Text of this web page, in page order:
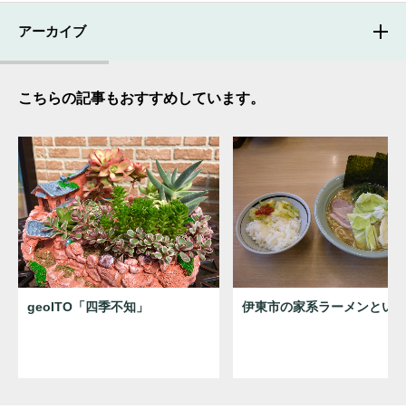
アーカイブ
こちらの記事もおすすめしています。
geoITO「四季不知」 伊東市の家系ラーメンとい